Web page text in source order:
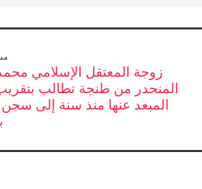
زوجة المعتقل الإسلامي
المنحدر من طنجة تطالب